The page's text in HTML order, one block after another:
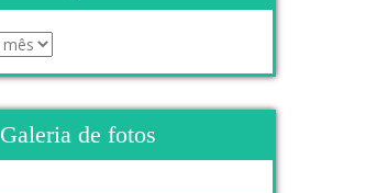
Galeria de fotos